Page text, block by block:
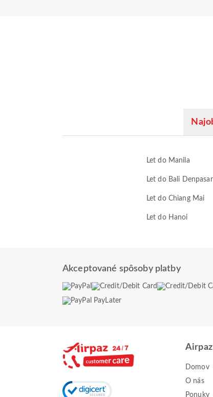
Let do Manila
Let do Bali Denpasar
Let do Chiang Mai
Let do Hanoi
Akceptované spôsoby platby
Airpaz
Domov
O nás
Ponuky